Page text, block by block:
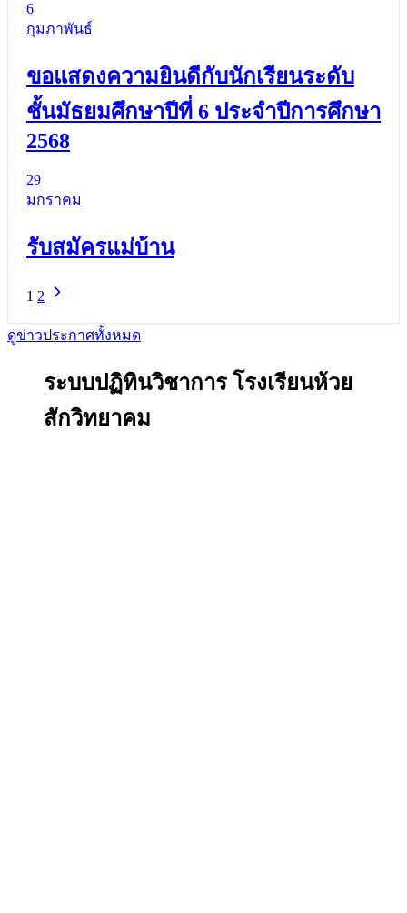
6
กุมภาพันธ์
ขอแสดงความยินดีกับนักเรียนระดับ
ชั้นมัธยมศึกษาปีที่ 6 ประจำปีการศึกษา
2568
29
มกราคม
รับสมัครแม่บ้าน
1 2
ดูข่าวประกาศทั้งหมด
ระบบปฏิทินวิชาการ โรงเรียนห้วย
สักวิทยาคม